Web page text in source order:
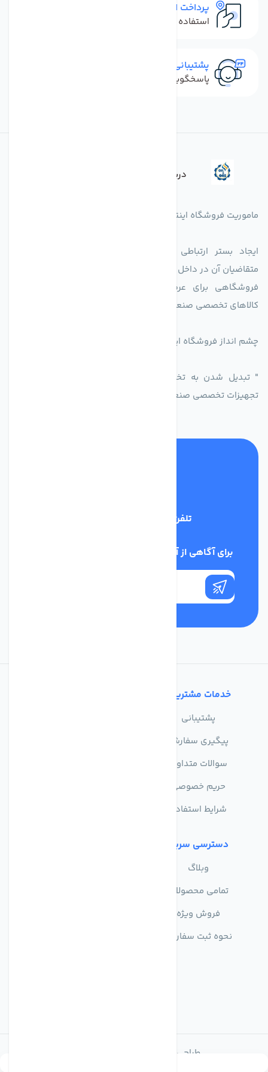
پرداخت امن
استفاده از روش‌های پرداخت امن
پشتیبانی سریع
پاسخگویی سریع به تماس‌ها و پیام‌ها
درباره فروشگاه
ماموریت فروشگاه اینترنتی اکسین شاپ بدین شرح می باشد.
ایجاد بستر ارتباطی بین دارندگان کالاهای تخصصی است با
متقاضیان آن در داخل کشور.
فروشگاهی برای عرضه محصولات تولید کنندگاه یا دارندگان
کالاهای تخصصی صنعتی در راستای تخصص شرکت
چشم انداز فروشگاه اینترنتی اکسین شاپ
" تبدیل شدن به تخصصی ترین و پر فروش ترین بازار مجازی
تجهیزات تخصصی صنعتی ایران
تلفن پشتیبانی
برای آگاهی از آخرین اخبار در خبرنامه ما عضو شوید
خدمات مشتریان
پشتیبانی
پیگیری سفارش
سوالات متداول
حریم خصوصی
شرایط استفاده
دسترسی سریع
وبلاگ
تمامی محصولات
فروش ویژه
نحوه ثبت سفارش
طراحی و توسعه توسط اکسین شاپ